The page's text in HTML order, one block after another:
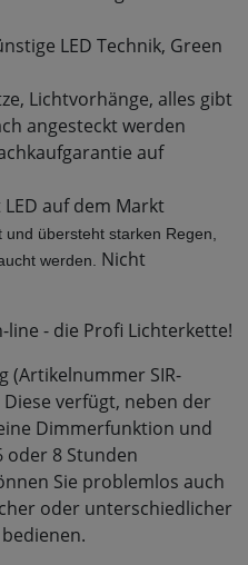
LED Technik, Green
Lichtvorhänge, alles gibt
angesteckt werden
auf
auf dem Markt
und übersteht starken Regen,
werden.
Nicht
line - die Profi Lichterkette!
(Artikelnummer SIR-
verfügt, neben der
Dimmerfunktion und
8 Stunden
Sie problemlos auch
oder unterschiedlicher